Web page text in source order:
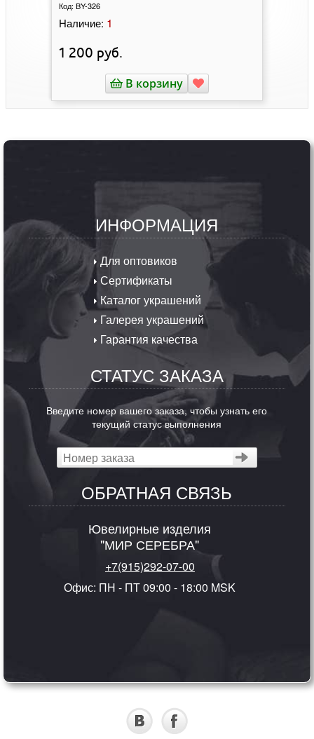
Код: BY-326
Наличие: 1
1 200 руб.
В корзину
ИНФОРМАЦИЯ
Для оптовиков
Сертификаты
Каталог украшений
Галерея украшений
Гарантия качества
СТАТУС ЗАКАЗА
Введите номер вашего заказа, чтобы узнать его
текущий статус выполнения
ОБРАТНАЯ СВЯЗЬ
Ювелирные изделия
"МИР СЕРЕБРА"
+7(915)292-07-00
Офис: ПН - ПТ 09:00 - 18:00 MSK